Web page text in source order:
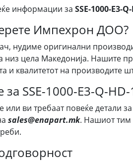
информации за SSE-1000-E3-
Импехрон ДОО?
нудиме оригинални
низ цела Македонија. Нашите
и квалитетот на производите
за SSE-1000-E3-Q-
или ви требаат повеќе детали за
sales@enapart.mk. Нашиот тим